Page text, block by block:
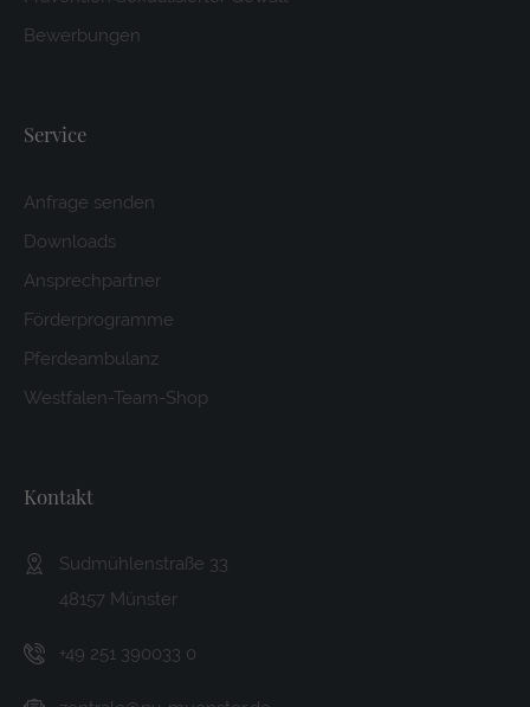
Bewerbungen
Service
Anfrage senden
Downloads
Ansprechpartner
Förderprogramme
Pferdeambulanz
Westfalen-Team-Shop
Kontakt
Sudmühlenstraße 33
48157 Münster
+49 251 390033 0